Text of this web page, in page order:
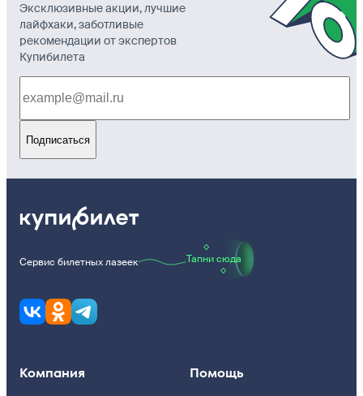
Эксклюзивные акции, лучшие
лайфхаки, заботливые
рекомендации от экспертов
Купибилета
Подписаться
Сервис билетных лазеек Тапни сюда
Компания Помощь